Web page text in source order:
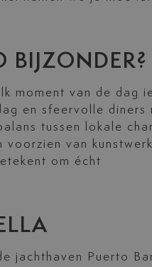
moment van de dag
en sfeervolle diners
tussen lokale
van
om écht
jachthaven Puerto